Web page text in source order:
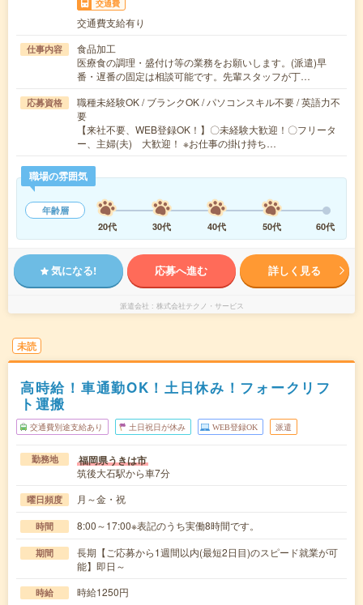
交通費
交通費支給有り
仕事内容
食品加工
医療食の調理・盛付け等の業務をお願いします。(派遣)早
番・遅番の固定は相談可能です。先輩スタッフが丁…
応募資格
職種未経験OK / ブランクOK / パソコンスキル不要 / 英語力不
要
【来社不要、WEB登録OK！】〇未経験大歓迎！〇フリータ
ー、主婦(夫) 大歓迎！ ※お仕事の掛け持ち…
職場の雰囲気
年齢層
20代
30代 40代 50代 60代
気になる! 応募へ進む 詳しく見る
派遣会社 株式会社テクノ・サービス
未読
高時給！車通勤OK！土日休み！フォークリフ
ト運搬
交通費別途支給あり 土日祝日が休み WEB登録OK 派遣
勤務地 福岡県うきは市
筑後大石駅から車7分
曜日頻度 月～金・祝
時間 8:00～17:00※表記のうち実働8時間です。
期間
長期【ご応募から1週間以内(最短2日目)のスピード就業が可
能】即日～
時給 時給1250円